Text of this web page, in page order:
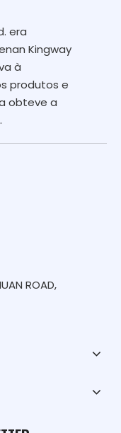
era
Kingway
à
produtos e
obteve a
ROAD,